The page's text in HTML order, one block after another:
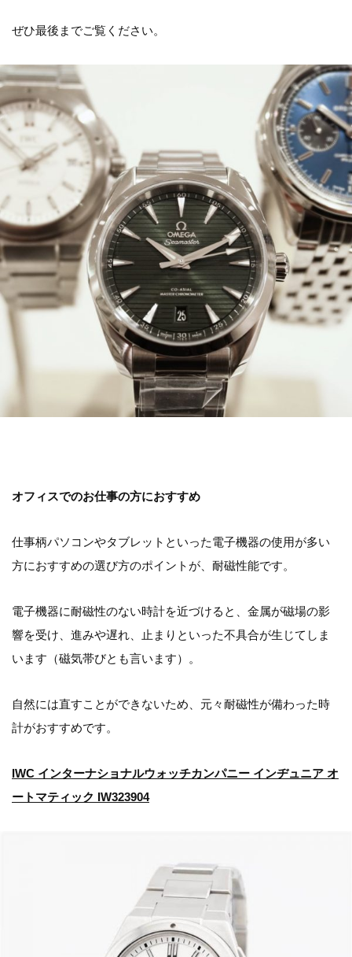
ぜひ最後までご覧ください。
オフィスでのお仕事の方におすすめ
仕事柄パソコンやタブレットといった電子機器の使用が多い
方におすすめの選び方のポイントが、耐磁性能です。
電子機器に耐磁性のない時計を近づけると、金属が磁場の影
響を受け、進みや遅れ、止まりといった不具合が生じてしま
います（磁気帯びとも言います）。
自然には直すことができないため、元々耐磁性が備わった時
計がおすすめです。
IWC インターナショナルウォッチカンパニー インヂュニア オ
ートマティック IW323904